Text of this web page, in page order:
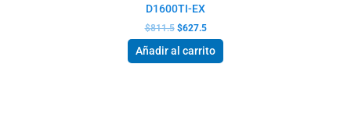
D1600TI-EX
$811.5 $627.5
Añadir al carrito